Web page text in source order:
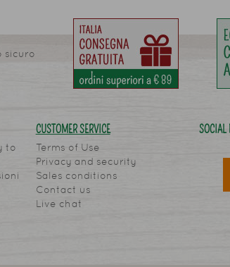
to
CUSTOMER SERVICE
Terms of Use
Privacy and security
Sales conditions
Contact us
Live chat
SOCIAL